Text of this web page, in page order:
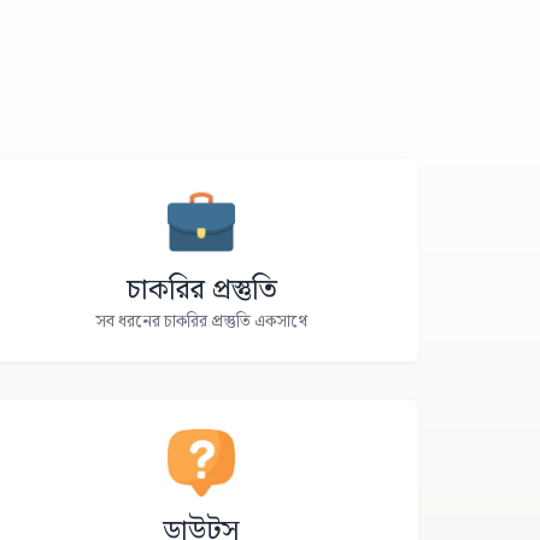
চাকরির প্রস্তুতি
সব ধরনের চাকরির প্রস্তুতি একসাথে
ডাউটস্